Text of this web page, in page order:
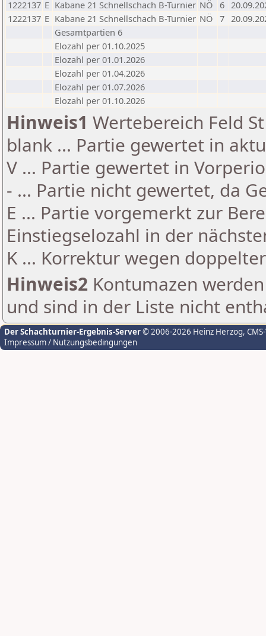
1222137 E Kabane 21 Schnellschach B-Turnier NÖ 6
1222137 E Kabane 21 Schnellschach B-Turnier NÖ 7
Gesamtpartien 6
Elozahl per 01.10.2025
Elozahl per 01.01.2026
Elozahl per 01.04.2026
Elozahl per 01.07.2026
Elozahl per 01.10.2026
Hinweis1 Wertebereich Feld
blank ... Partie gewertet in
V ... Partie gewertet in
- ... Partie nicht gewertet, da
E ... Partie vorgemerkt zur
Einstiegselozahl in der
K ... Korrektur wegen
Hinweis2 Kontumazen
und sind in der Liste nicht
Der Schachturnier-Ergebnis-Server© 2006-2026 Heinz Herzog,
Impressum / Nutzungsbedingungen